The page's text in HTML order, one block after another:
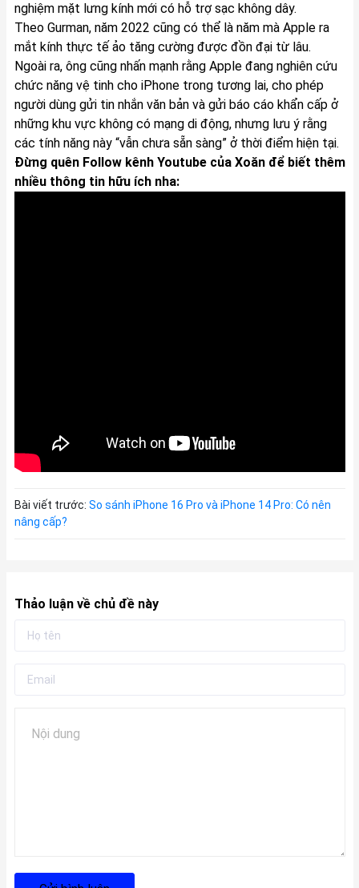
nghiệm mặt lưng kính mới có hỗ trợ sạc không dây.
Theo Gurman, năm 2022 cũng có thể là năm mà Apple ra
mắt kính thực tế ảo tăng cường được đồn đại từ lâu.
Ngoài ra, ông cũng nhấn mạnh rằng Apple đang nghiên cứu
chức năng vệ tinh cho iPhone trong tương lai, cho phép
người dùng gửi tin nhắn văn bản và gửi báo cáo khẩn cấp ở
những khu vực không có mạng di động, nhưng lưu ý rằng
các tính năng này “vẫn chưa sẵn sàng” ở thời điểm hiện tại.
Đừng quên Follow kênh Youtube của Xoăn để biết thêm
nhiều thông tin hữu ích nha:
Bài viết trước: So sánh iPhone 16 Pro và iPhone 14 Pro: Có nên
nâng cấp?
Thảo luận về chủ đề này